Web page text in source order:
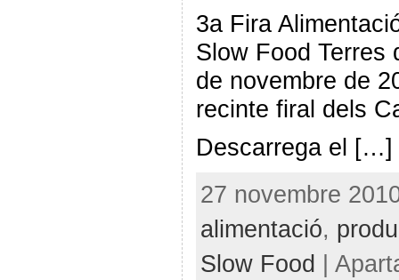
3a Fira
Slow Food Terres
de novembre de
recinte firal dels
Descarrega el […]
27 novembre
alimentació,
Slow Food |